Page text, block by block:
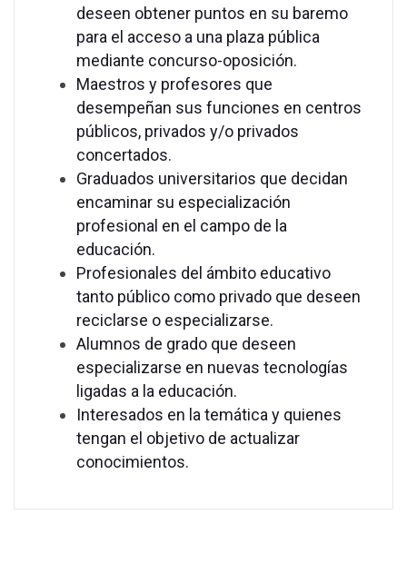
deseen obtener puntos en su baremo
para el acceso a una plaza pública
mediante concurso-oposición.
Maestros y profesores que
desempeñan sus funciones en centros
públicos, privados y/o privados
concertados.
Graduados universitarios que decidan
encaminar su especialización
profesional en el campo de la
educación.
Profesionales del ámbito educativo
tanto público como privado que deseen
reciclarse o especializarse.
Alumnos de grado que deseen
especializarse en nuevas tecnologías
ligadas a la educación.
Interesados en la temática y quienes
tengan el objetivo de actualizar
conocimientos.